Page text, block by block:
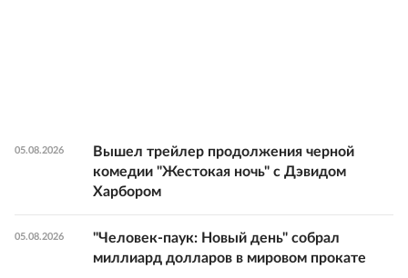
05.08.2026
Вышел трейлер продолжения черной
комедии "Жестокая ночь" с Дэвидом
Харбором
05.08.2026
"Человек-паук: Новый день" собрал
миллиард долларов в мировом прокате